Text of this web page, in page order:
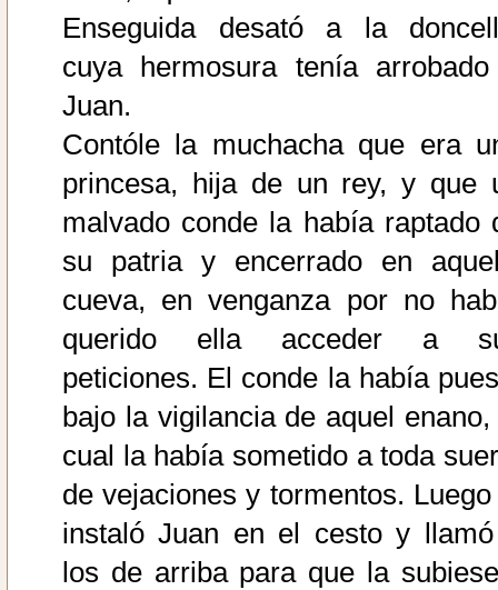
Enseguida desató a la
cuya hermosura tenía
Juan.
Contóle la muchacha que era
princesa, hija de un rey, y que
malvado conde la había raptado
su patria y encerrado en
cueva, en venganza por no
querido ella acceder a
peticiones. El conde la había
bajo la vigilancia de aquel enano,
cual la había sometido a toda
de vejaciones y tormentos.
instaló Juan en el cesto y
los de arriba para que la